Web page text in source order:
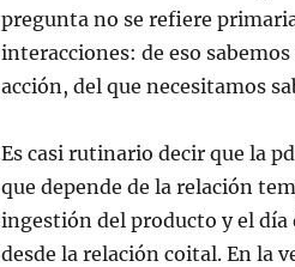
pregunta no se refiere
interacciones: de eso
acción, del que necesitamos
Es casi rutinario decir que la
que depende de la relación
ingestión del producto y el
desde la relación coital. En la